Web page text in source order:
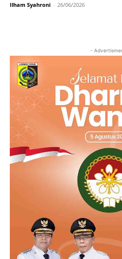
Ilham Syahroni - 26/06/2026
-